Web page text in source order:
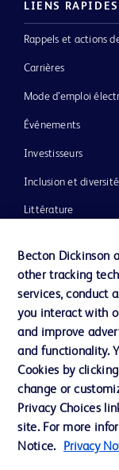
LIENS RAPIDES
Rappels et actions
Carrières
Mode d’emploi
Événements
Investisseurs
Inclusion et diversité
Littérature
Notre entreprise
Éthique et
Assistance
Nous contacter
Préférences en
Confidentialité
Becton Dickinson
other tracking
services, conduct
you interact with
and improve
and functionality.
Cookies by
change or
Privacy Choices
site. For more
Notice.
Privacy